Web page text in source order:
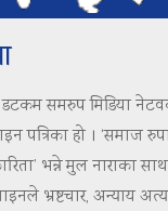
समरुप मिडिया नेटवर्क
पत्रिका हो । ‘समाज
भन्ने मुल नाराका
भ्रष्टचार, अन्याय